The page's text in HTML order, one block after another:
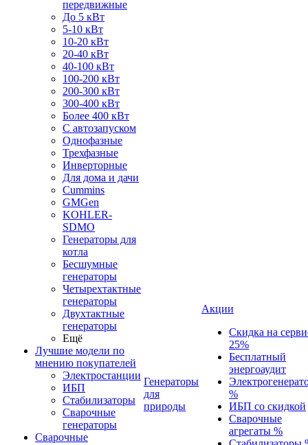
передвижные
До 5 кВт
5-10 кВт
10-20 кВт
20-40 кВт
40-100 кВт
100-200 кВт
200-300 кВт
300-400 кВт
Более 400 кВт
С автозапуском
Однофазные
Трехфазные
Инверторные
Для дома и дачи
Cummins
GMGen
KOHLER-
SDMO
Генераторы для
котла
Бесшумные
генераторы
Четырехтактные
генераторы
Двухтактные
генераторы
Ещё
Лучшие модели по
мнению покупателей
Электростанции
ИБП
Стабилизаторы
Сварочные
генераторы
Сварочные
Генераторы
для
природы
Акции
Скидка на
25%
Бесплатный
энергоаудит
%
ИБП со скидкой
Сварочные
агрегаты %